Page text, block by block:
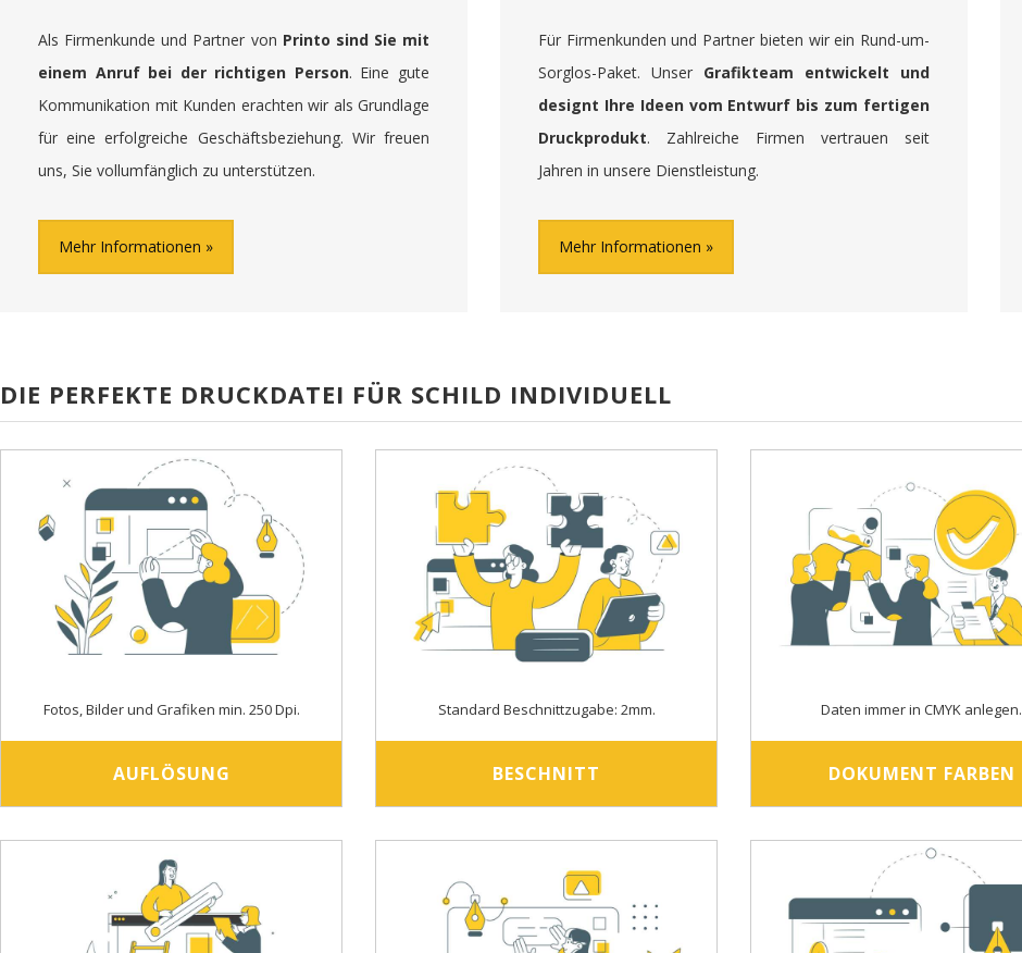
Als Firmenkunde und Partner von Printo sind Sie mit
einem Anruf bei der richtigen Person. Eine gute
Kommunikation mit Kunden erachten wir als Grundlage
für eine erfolgreiche Geschäftsbeziehung. Wir freuen
uns, Sie vollumfänglich zu unterstützen.
Mehr Informationen
Für Firmenkunden und Partner bieten wir ein Rund-um-
Sorglos-Paket. Unser Grafikteam entwickelt und
designt Ihre Ideen vom Entwurf bis zum fertigen
Druckprodukt. Zahlreiche Firmen vertrauen seit
Jahren in unsere Dienstleistung.
Mehr Informationen
DIE PERFEKTE DRUCKDATEI FÜR SCHILD INDIVIDUELL
Fotos, Bilder und Grafiken min. 250 Dpi.
AUFLÖSUNG
Standard Beschnittzugabe: 2mm.
BESCHNITT
Daten immer in CMYK anlegen.
DOKUMENT FARBEN